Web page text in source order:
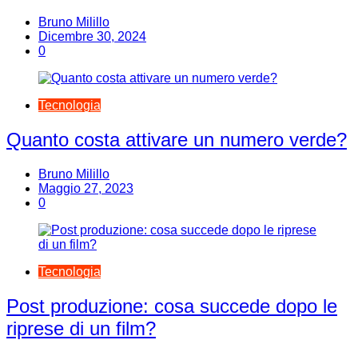
Bruno Milillo
Dicembre 30, 2024
0
Tecnologia
Quanto costa attivare un numero verde?
Bruno Milillo
Maggio 27, 2023
0
Tecnologia
Post produzione: cosa succede dopo le
riprese di un film?